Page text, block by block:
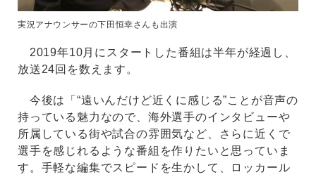
実況アナウンサーの下田恒幸さんも出演
2019年10月にスタートした番組は半年が経過し、
放送24回を数えます。
今後は「“遠いんだけど近くに感じる”ことが音声の
持っている魅力なので、海外選手のインタビューや
所属している街や試合の雰囲気など、さらに近くで
選手を感じれるような番組を作りたいと思っていま
す。手軽な編集でスピードを生かして、ロッカール